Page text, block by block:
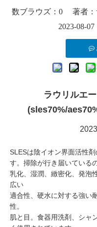
数ブラウズ： 0 著者：
2023-08-
ラウリルエ
(sles70%/
SLESは陰イオン界面活性
す。掃除が行き届いているの
乳化、湿潤、緻密化、発泡
広い
適合性、硬水に対する強い
性。
肌と目。食器用洗剤、シャ